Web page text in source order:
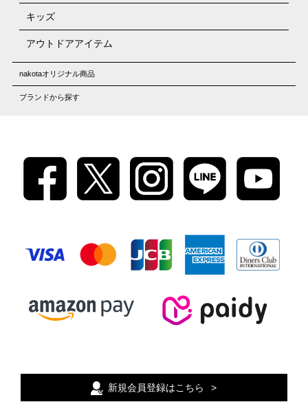
キッズ
アウトドアアイテム
nakotaオリジナル商品
ブランドから探す
新規会員登録はこちら